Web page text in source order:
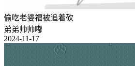
偷吃老婆福被追着砍
弟弟帅帅嘟
2024-11-17